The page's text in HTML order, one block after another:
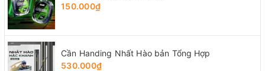
150.000₫
Cần Handing Nhất Hào bản Tổng Hợp
530.000₫